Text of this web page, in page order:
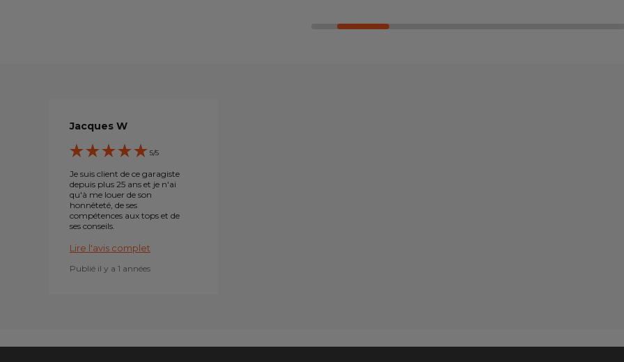
Jacques W
5/5
Je suis client de ce garagiste
depuis plus 25 ans et je n'ai
qu'à me louer de son
honnêteté, de ses
compétences aux tops et de
ses conseils.
Lire l'avis complet
Publié il y a 1 années